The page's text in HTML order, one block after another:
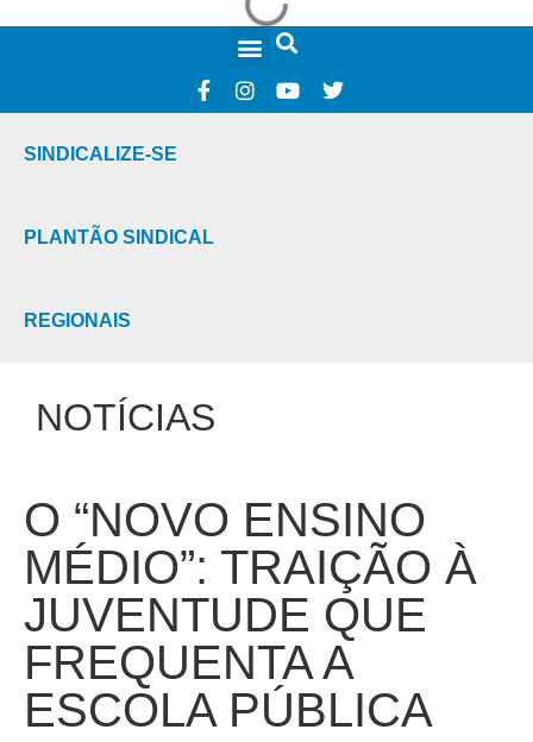
SINDICALIZE-SE
PLANTÃO SINDICAL
REGIONAIS
NOTÍCIAS
O “NOVO ENSINO
MÉDIO”: TRAIÇÃO À
JUVENTUDE QUE
FREQUENTA A
ESCOLA PÚBLICA